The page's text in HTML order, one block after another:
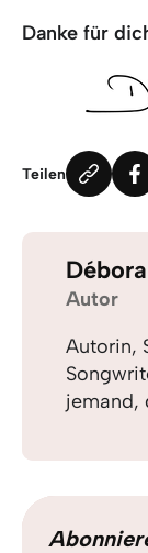
Danke für
Teilen
Autor
Autorin,
jemand,